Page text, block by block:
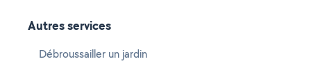
Autres services
Débroussailler un jardin